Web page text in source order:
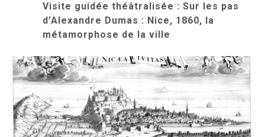
Visite guidée théâtralisée : Sur les pas
d’Alexandre Dumas : Nice, 1860, la
métamorphose de la ville